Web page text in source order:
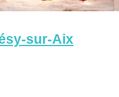
sur-Aix